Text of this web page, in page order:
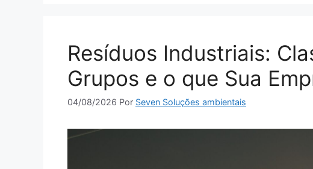
Resíduos Industriais:
Grupos e o que Sua
04/08/2026 Por Seven Soluções ambientais